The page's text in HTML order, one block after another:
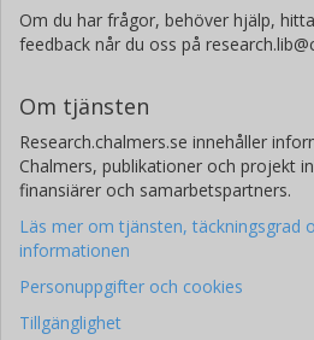
Om du har frågor, behöver hjälp,
feedback når du oss på
Om tjänsten
Research.chalmers.se innehåller
Chalmers, publikationer och projekt
finansiärer och samarbetspartners.
Läs mer om tjänsten, täckningsgrad
informationen
Personuppgifter och cookies
Tillgänglighet